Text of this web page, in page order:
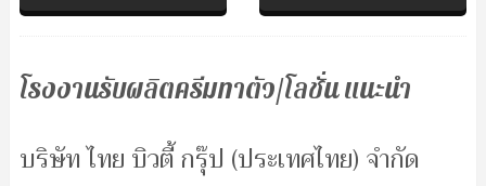
โรงงานรับผลิตครีมทาตัว/โลชั่น แนะนำ
บริษัท ไทย บิวตี้ กรุ๊ป (ประเทศไทย) จำกัด